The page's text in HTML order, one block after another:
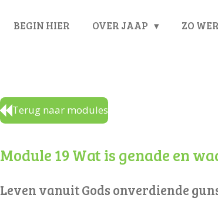
BEGIN HIER OVER JAAP ZO
Terug naar modules
Module 19 Wat is genade en
Leven vanuit Gods onverdiende